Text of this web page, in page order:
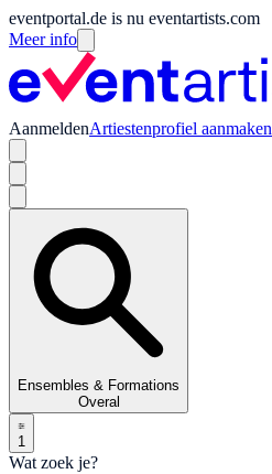
eventportal.de is nu eventartists.com
Meer info
AanmeldenArtiestenprofiel aanmaken
Ensembles & Formations
Overal
1
Wat zoek je?